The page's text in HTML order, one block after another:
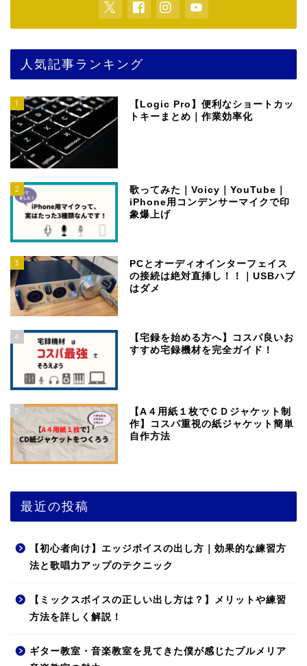
人気記事ランキング
1
【Logic Pro】便利なショートカッ
トキーまとめ｜作業効率化
2
歌ってみた｜Voicy｜YouTube｜
iPhone用コンデンサーマイクで印
象爆上げ
3
PCとオーディオインターフェイス
の接続は絶対直挿し！！｜USBハブ
はダメ
4
【宅録を始める方へ】コスパ良いお
すすめ宅録機材を完全ガイド！
5
【A４用紙１枚でＣＤジャケット制
作】コスパ重視の紙ジャケット簡単
自作方法
最近の投稿
【初心者向け】エッジボイスの出し方｜効果的な練習方
法と歌唱力アップのテクニック
【ミックスボイスの正しい出し方は？】メリットや練習
方法を詳しく解説！
ギター教室・音楽教室を見てきた僕が感じたプルメリア